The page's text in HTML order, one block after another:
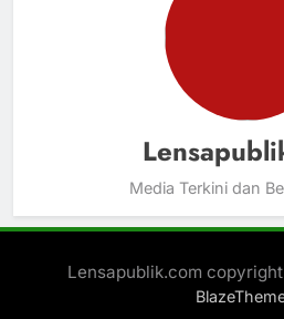
Media Terkini dan
Lensapublik.com